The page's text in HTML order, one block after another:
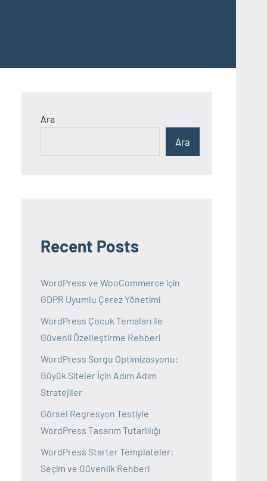
Ara
Ara
Recent Posts
WordPress ve WooCommerce için
GDPR Uyumlu Çerez Yönetimi
WordPress Çocuk Temaları ile
Güvenli Özelleştirme Rehberi
WordPress Sorgu Optimizasyonu:
Büyük Siteler İçin Adım Adım
Stratejiler
Görsel Regresyon Testiyle
WordPress Tasarım Tutarlılığı
WordPress Starter Templateler:
Seçim ve Güvenlik Rehberi